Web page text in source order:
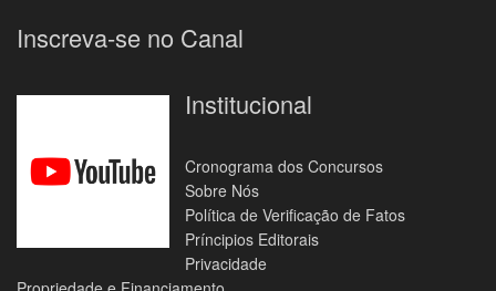
Inscreva-se no Canal
Institucional
Cronograma dos Concursos
Sobre Nós
Política de Verificação de Fatos
Príncipios Editorais
Privacidade